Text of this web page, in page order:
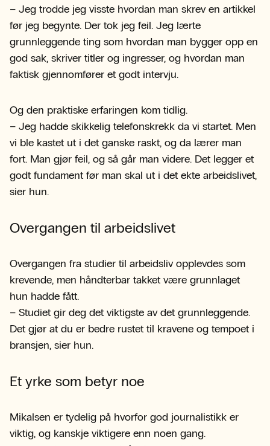
– Jeg trodde jeg visste hvordan man skrev en artikkel
før jeg begynte. Der tok jeg feil. Jeg lærte
grunnleggende ting som hvordan man bygger opp en
god sak, skriver titler og ingresser, og hvordan man
faktisk gjennomfører et godt intervju.
Og den praktiske erfaringen kom tidlig.
– Jeg hadde skikkelig telefonskrekk da vi startet. Men
vi ble kastet ut i det ganske raskt, og da lærer man
fort. Man gjør feil, og så går man videre. Det legger et
godt fundament før man skal ut i det ekte arbeidslivet,
sier hun.
Overgangen til arbeidslivet
Overgangen fra studier til arbeidsliv opplevdes som
krevende, men håndterbar takket være grunnlaget
hun hadde fått.
– Studiet gir deg det viktigste av det grunnleggende.
Det gjør at du er bedre rustet til kravene og tempoet i
bransjen, sier hun.
Et yrke som betyr noe
Mikalsen er tydelig på hvorfor god journalistikk er
viktig, og kanskje viktigere enn noen gang.